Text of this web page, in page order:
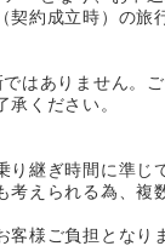
約成立時）の
はありません。
ください。
継ぎ時間に準じ
えられる為、
様ご負担となり